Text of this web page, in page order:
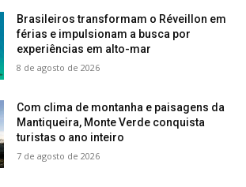
Brasileiros transformam o Réveillon em
férias e impulsionam a busca por
experiências em alto-mar
8 de agosto de 2026
Com clima de montanha e paisagens da
Mantiqueira, Monte Verde conquista
turistas o ano inteiro
7 de agosto de 2026